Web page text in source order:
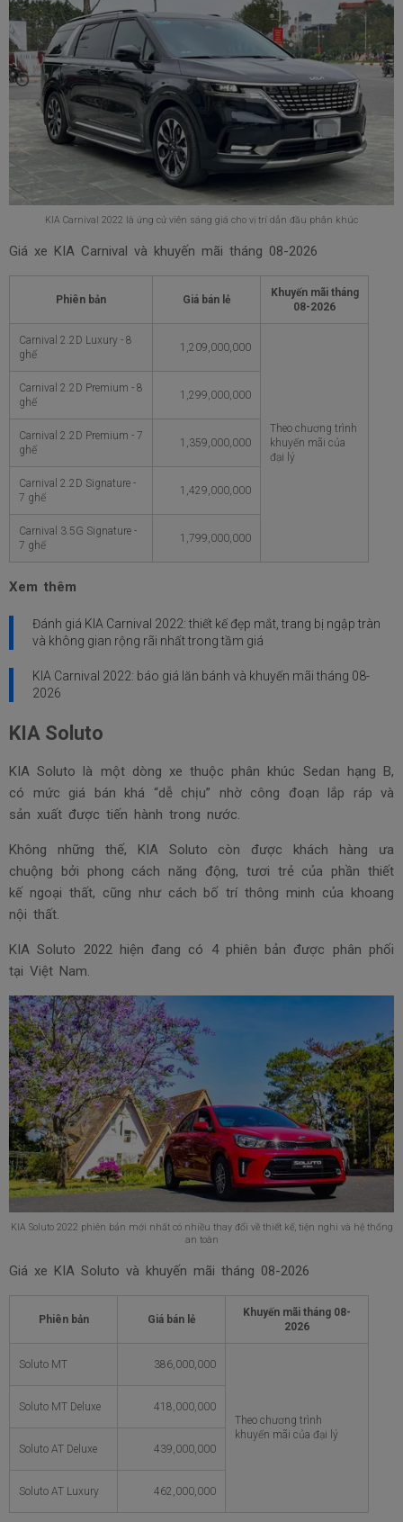
KIA Carnival 2022 là ứng cử viên sáng giá cho vị trí dẫn đầu phân khúc
Giá xe KIA Carnival và khuyến mãi tháng 08-2026
Phiên bản Giá bán lẻ
Khuyến mãi tháng
08-2026
Carnival 2.2D Luxury - 8
ghế
1,209,000,000
Theo chương trình
khuyến mãi của
đại lý
Carnival 2.2D Premium - 8
ghế
1,299,000,000
Carnival 2.2D Premium - 7
ghế
1,359,000,000
Carnival 2.2D Signature -
7 ghế
1,429,000,000
Carnival 3.5G Signature -
7 ghế
1,799,000,000
Xem thêm
Đánh giá KIA Carnival 2022: thiết kế đẹp mắt, trang bị ngập tràn
và không gian rộng rãi nhất trong tầm giá
KIA Carnival 2022: báo giá lăn bánh và khuyến mãi tháng 08-
2026
KIA Soluto
KIA Soluto là một dòng xe thuộc phân khúc Sedan hạng B,
có mức giá bán khá “dễ chịu” nhờ công đoạn lắp ráp và
sản xuất được tiến hành trong nước.
Không những thế, KIA Soluto còn được khách hàng ưa
chuộng bởi phong cách năng động, tươi trẻ của phần thiết
kế ngoại thất, cũng như cách bố trí thông minh của khoang
nội thất.
KIA Soluto 2022 hiện đang có 4 phiên bản được phân phối
tại Việt Nam.
KIA Soluto 2022 phiên bản mới nhất có nhiều thay đổi về thiết kế, tiện nghi và hệ thống
an toàn
Giá xe KIA Soluto và khuyến mãi tháng 08-2026
Phiên bản Giá bán lẻ
Khuyến mãi tháng 08-
2026
Soluto MT 386,000,000
Theo chương trình
khuyến mãi của đại lý
Soluto MT Deluxe 418,000,000
Soluto AT Deluxe 439,000,000
Soluto AT Luxury 462,000,000